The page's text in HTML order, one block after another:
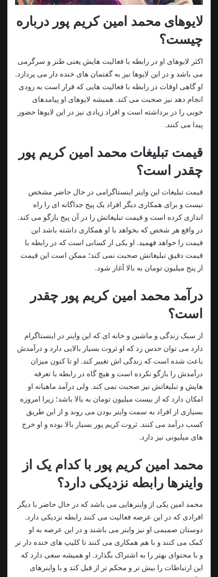
لایوهای محمد امین کریم پور درباره
چیست؟
اکثر لایوهای او در رابطه با فعالیت هایش یعنی طنز و سرگرمی
می باشد و در این لایوها نیز به گفتمان های خنده دار می پردازد.
او گاهی اوقات در رابطه با فعالیت هایی که قرار است به زودی
انجام دهد نیز صحبت می‌ کند. همیشه لایوهای او پیامدهای
خوبی را در برداشته است و افراد زیادی نیز در این لایوها حضور
پیدا می‌ کنند.
قیمت تبلیغات محمد امین کریم پور
چقدر است؟
قیمت تبلیغات این واینر اینستاگرامی در حال حاضر مشخص
نیست و برای همکاری دیگر افراد یک پیج جداگانه ای را راه‌
اندازی کرده است و قیمت تبلیغاتش را در آن پیج بازگو می‌ کند.
در واقع هر شخص که بخواهد با او همکاری داشته باشد این
قیمت را خواهد فهمید. او یکی از کسانی است که در رابطه با
قیمت دقیق تبلیغاتش صحبت نمی کند؛ ممکن است این قیمت
از پنج میلیون تومان به بالا آغاز شود.
درآمد محمد امین کریم پور چقدر
است؟
از سبک زندگی و ماشین و خانه ای که این واینر در اینستاگرام
دارد می‌ توان حدس زد که او ثروت بسیار بالایی دارد و درآمدش
باعث شده است که زندگی اش تغییر کند. او تا کنون میزان
درآمدش را بازگو نکرده است و هیچ گاه در رابطه با تعرفه
هایش و تبلیغاتش نیز صحبت نمی‌ کند. ولی درآمد ماهیانه او
امکان دارد که از بیست میلیون تومان به بالا باشد؛ زیرا امروزه
بسیاری از افراد به سمت واینر بودن می روند و از این طریق
کسب درآمد می کنند. ثروت کریم پور بسیار بالا بوده و او خرج
های میلیونی نیز دارد.
محمد امین کریم پور با کدام یک از
واینرها رابطه نزدیکی دارد؟
محمد امین یکی از واینرهایی می باشد که در حال حاضر با دیگر
افرادی که در این عرصه فعالیت می کنند رابطه نزدیکی دارد.
دوستان صمیمی او نیز واینر می باشند و در این عرصه به او
کمک می‌ کنند و با هم همکاری می‌ کنند تا کلیپ های خنده دار تر
و با محتوای بهتر را به اشتراک بگذارد. او همیشه سعی دارد که
این ارتباطات را بیش تر و محکم تر از قبل کند و با واینرهای